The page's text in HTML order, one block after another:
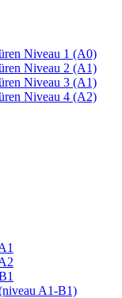
Niveau 1 (A0)
Niveau 2 (A1)
Niveau 3 (A1)
Niveau 4 (A2)
A1-B1)